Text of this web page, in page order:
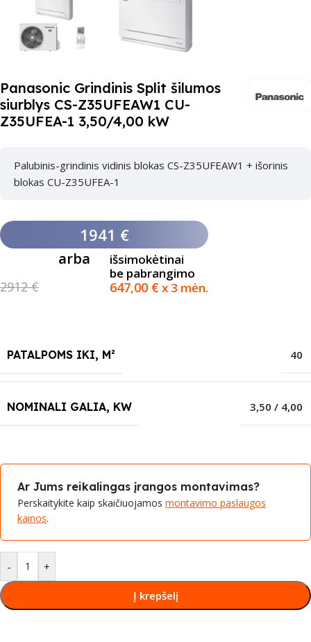
Panasonic Grindinis Split šilumos
siurblys CS-Z35UFEAW1 CU-
Z35UFEA-1 3,50/4,00 kW
Palubinis-grindinis vidinis blokas CS-Z35UFEAW1 + išorinis
blokas CU-Z35UFEA-1
1941 €
2912 €
arba
išsimokėtinai
be pabrangimo
647,00 €x 3 mėn.
PATALPOMS IKI, M² 40
NOMINALI GALIA, KW 3,50 / 4,00
Ar Jums reikalingas įrangos montavimas?
Perskaitykite kaip skaičiuojamos montavimo paslaugos
kainos.
- +
Į krepšelį